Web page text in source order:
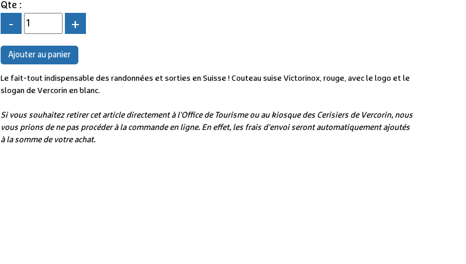
Qte :
- +
Le fait-tout indispensable des randonnées et sorties en Suisse ! Couteau suise Victorinox, rouge, avec le logo et le
slogan de Vercorin en blanc.
Si vous souhaitez retirer cet article directement à l'Office de Tourisme ou au kiosque des Cerisiers de Vercorin, nous
vous prions de ne pas procéder à la commande en ligne. En effet, les frais d'envoi seront automatiquement ajoutés
à la somme de votre achat.